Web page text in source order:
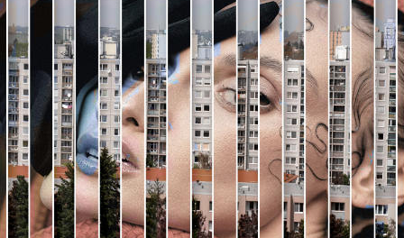
Pro děti
edu
Vše o ČT